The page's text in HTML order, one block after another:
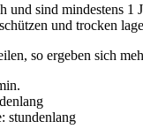
und sind mindestens 1
und trocken
so ergeben sich
stundenlang